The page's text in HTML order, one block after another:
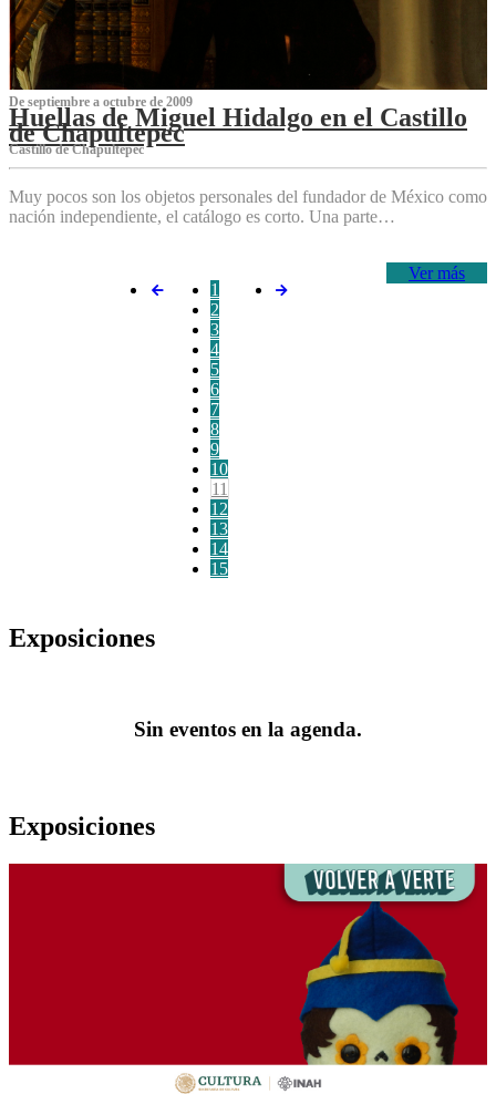
De septiembre a octubre de 2009
Huellas de Miguel Hidalgo en el Castillo
de Chapultepec
Castillo de Chapultepec
Muy pocos son los objetos personales del fundador de México como
nación independiente, el catálogo es corto. Una parte…
Ver más
1
2
3
4
5
6
7
8
9
10
11
12
13
14
15
Exposiciones
Sin eventos en la agenda.
Exposiciones